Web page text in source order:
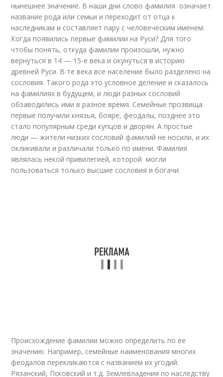
нынешнее значение. В наши дни слово фамилия означает
название рода или семьи и переходит от отца к
наследникам и составляет пару с человеческим именем.
Когда появились первые фамилии на Руси? Для того
чтобы понять, откуда фамилии произошли, нужно
вернуться в 14 — 15-е века и окунуться в историю
древней Руси. В те века все население было разделено на
сословия. Такого рода это условное деление и сказалось
на фамилиях в будущем, и люди разных сословий
обзаводились ими в разное время. Семейные прозвища
первые получили князья, бояре, феодалы, позднее это
стало популярным среди купцов и дворян. А простые
люди — жители низких сословий фамилий не носили, и их
окликивали и различали только по имени. Фамилия
являлась некой привилегией, которой могли
пользоваться только высшие сословия и богачи.
Происхождение фамилии можно определить по ее
значению. Например, семейные наименования многих
феодалов перекликаются с названием их угодий:
Рязанский, Псковский и т.д. Землевладения по наследству